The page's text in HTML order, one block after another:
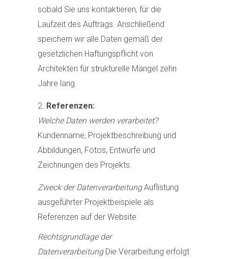
sobald Sie uns kontaktieren, für die
Laufzeit des Auftrags. Anschließend
speichern wir alle Daten gemäß der
gesetzlichen Haftungspflicht von
Architekten für strukturelle Mängel zehn
Jahre lang.
Referenzen:
Welche Daten werden verarbeitet?
Kundenname, Projektbeschreibung und
Abbildungen, Fotos, Entwürfe und
Zeichnungen des Projekts.
Zweck der DatenverarbeitungAuflistung
ausgeführter Projektbeispiele als
Referenzen auf der Website.
Rechtsgrundlage der
DatenverarbeitungDie Verarbeitung erfolgt